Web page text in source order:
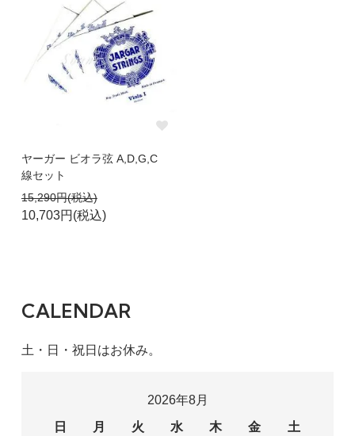
ヤーガー ビオラ弦 A,D,G,C
線セット
15,290円(税込)
10,703円(税込)
CALENDAR
土・日・祝日はお休み。
2026年8月
日
月 火 水 木 金 土